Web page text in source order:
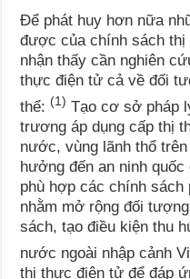
Để phát huy hơn nữa
được của chính sách
nhận thấy cần nghiên
thực điện tử cả về đối
thể: (1) Tạo cơ sở pháp
trương áp dụng cấp thị
nước, vùng lãnh thổ
hưởng đến an ninh
phù hợp các chính sách
nhằm mở rộng đối
sách, tạo điều kiện thu
nước ngoài nhập cảnh
thị thực điện tử để đáp